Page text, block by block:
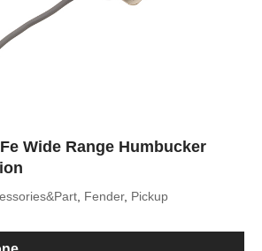
Wide Range Humbucker
, Fender, Pickup